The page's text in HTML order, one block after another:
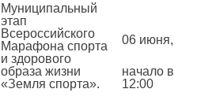
Муниципальный
этап
Всероссийского
Марафона спорта
и здорового
образа жизни
«Земля спорта».
06 июня,
начало в
12:00